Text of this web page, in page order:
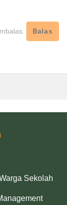
Balas
Sekolah